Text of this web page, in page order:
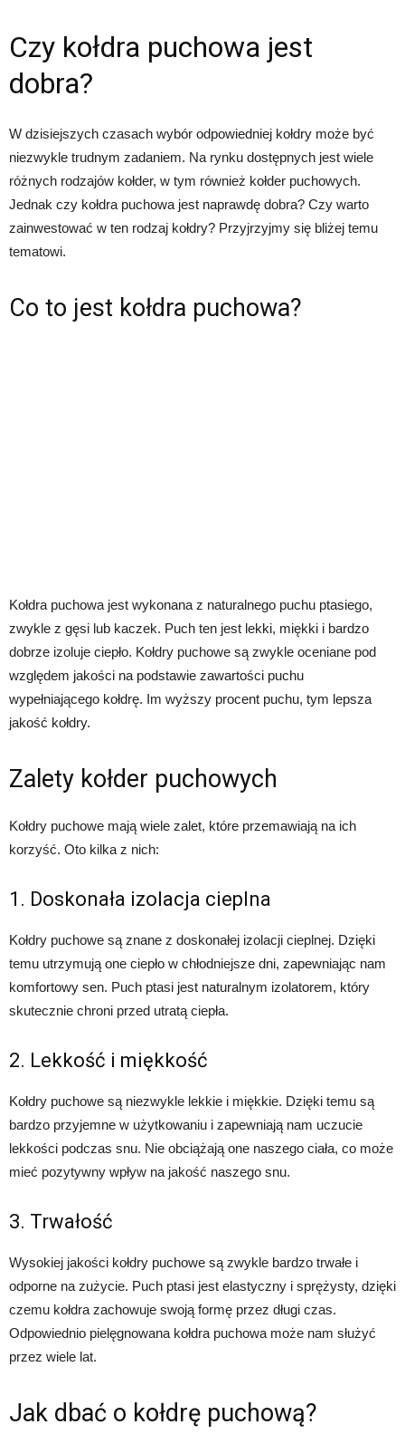
Czy kołdra puchowa jest
dobra?
W dzisiejszych czasach wybór odpowiedniej kołdry może być
niezwykle trudnym zadaniem. Na rynku dostępnych jest wiele
różnych rodzajów kołder, w tym również kołder puchowych.
Jednak czy kołdra puchowa jest naprawdę dobra? Czy warto
zainwestować w ten rodzaj kołdry? Przyjrzyjmy się bliżej temu
tematowi.
Co to jest kołdra puchowa?
Kołdra puchowa jest wykonana z naturalnego puchu ptasiego,
zwykle z gęsi lub kaczek. Puch ten jest lekki, miękki i bardzo
dobrze izoluje ciepło. Kołdry puchowe są zwykle oceniane pod
względem jakości na podstawie zawartości puchu
wypełniającego kołdrę. Im wyższy procent puchu, tym lepsza
jakość kołdry.
Zalety kołder puchowych
Kołdry puchowe mają wiele zalet, które przemawiają na ich
korzyść. Oto kilka z nich:
1. Doskonała izolacja cieplna
Kołdry puchowe są znane z doskonałej izolacji cieplnej. Dzięki
temu utrzymują one ciepło w chłodniejsze dni, zapewniając nam
komfortowy sen. Puch ptasi jest naturalnym izolatorem, który
skutecznie chroni przed utratą ciepła.
2. Lekkość i miękkość
Kołdry puchowe są niezwykle lekkie i miękkie. Dzięki temu są
bardzo przyjemne w użytkowaniu i zapewniają nam uczucie
lekkości podczas snu. Nie obciążają one naszego ciała, co może
mieć pozytywny wpływ na jakość naszego snu.
3. Trwałość
Wysokiej jakości kołdry puchowe są zwykle bardzo trwałe i
odporne na zużycie. Puch ptasi jest elastyczny i sprężysty, dzięki
czemu kołdra zachowuje swoją formę przez długi czas.
Odpowiednio pielęgnowana kołdra puchowa może nam służyć
przez wiele lat.
Jak dbać o kołdrę puchową?